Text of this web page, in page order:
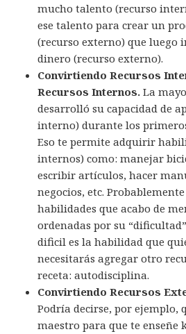
mucho talento (recurso
ese talento para crear un
(recurso externo) que luego
dinero (recurso externo).
Convirtiendo Recursos
Recursos Internos. La
desarrolló su capacidad de
interno) durante los
Eso te permite adquirir
internos) como: manejar
escribir artículos, hacer
negocios, etc.
habilidades que acabo de
ordenadas por su
dificil es la habilidad que
necesitarás agregar otro
receta: autodisciplina.
Convirtiendo Recursos
Podría decirse, por ejemplo,
maestro para que te enseñe